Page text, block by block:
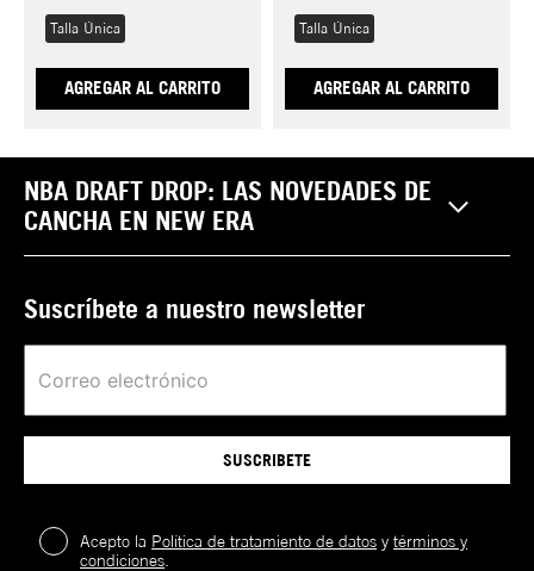
Talla Única
AGREGAR AL CARRITO
Talla Única
AGREGAR AL CARRITO
NBA DRAFT DROP: LAS NOVEDADES DE
CANCHA EN NEW ERA
Suscríbete a nuestro newsletter
SUSCRIBETE
Acepto la Política de tratamiento de datos ytérminos y
condiciones